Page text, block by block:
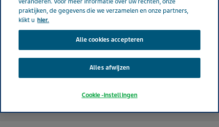
praktijken, de gegevens die we verzamelen en onze partners,
klikt u hier.
Alle cookies accepteren
Alles afwijzen
Cookie-instellingen